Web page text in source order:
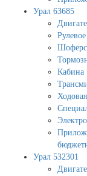
Урал 63685
Кабина
Урал 532301